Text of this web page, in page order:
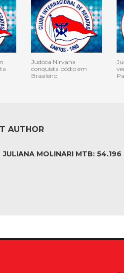
Judoca Nirvana
conquista pódio em
Brasileiro
AUTHOR
JULIANA MOLINARI MTB: 54.196